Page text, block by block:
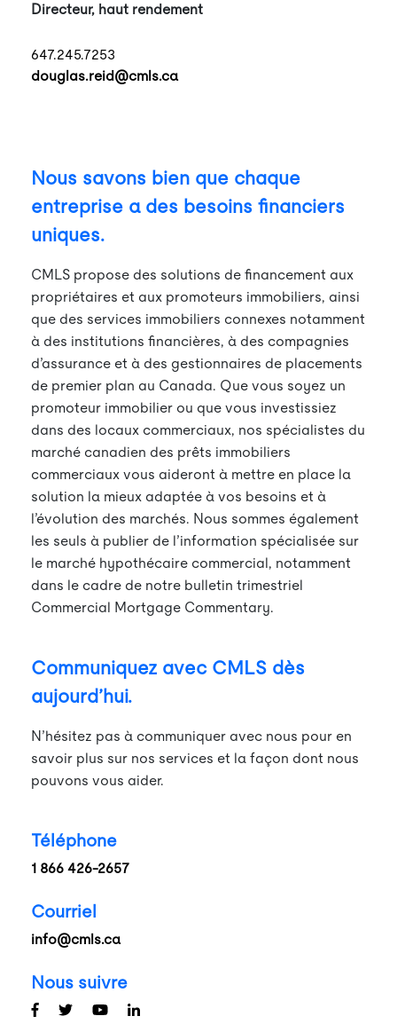
Directeur, haut rendement
647.245.7253
douglas.reid@cmls.ca
Nous savons bien que chaque
entreprise a des besoins financiers
uniques.
CMLS propose des solutions de financement aux
propriétaires et aux promoteurs immobiliers, ainsi
que des services immobiliers connexes notamment
à des institutions financières, à des compagnies
d’assurance et à des gestionnaires de placements
de premier plan au Canada. Que vous soyez un
promoteur immobilier ou que vous investissiez
dans des locaux commerciaux, nos spécialistes du
marché canadien des prêts immobiliers
commerciaux vous aideront à mettre en place la
solution la mieux adaptée à vos besoins et à
l’évolution des marchés. Nous sommes également
les seuls à publier de l’information spécialisée sur
le marché hypothécaire commercial, notamment
dans le cadre de notre bulletin trimestriel
Commercial Mortgage Commentary.
Communiquez avec CMLS dès
aujourd’hui.
N’hésitez pas à communiquer avec nous pour en
savoir plus sur nos services et la façon dont nous
pouvons vous aider.
Téléphone
1 866 426-2657
Courriel
info@cmls.ca
Nous suivre